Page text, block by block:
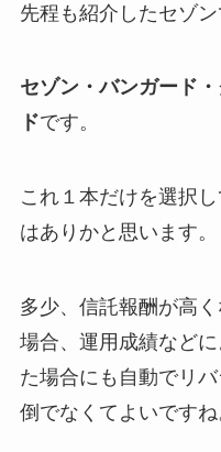
先程も紹介したセゾン
セゾン・バンガード
ドです。
これ１本だけを選択
はありかと思います。
多少、信託報酬が高
場合、運用成績など
た場合にも自動でリ
倒でなくてよいですね